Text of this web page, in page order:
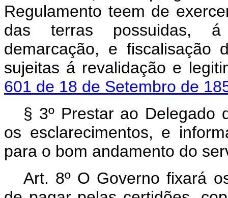
Regulamento teem de
das terras possuidas, á
demarcação, e fiscalisação
sujeitas á revalidação e
601 de 18 de Setembro de
§ 3º Prestar ao Delegado
os esclarecimentos, e
para o bom andamento do
Art. 8º O Governo fixará